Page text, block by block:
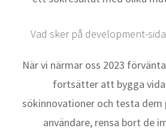
Vad sker på development-
När vi närmar oss 2023
fortsätter att bygga
sökinnovationer och testa dem
användare, rensa bort de